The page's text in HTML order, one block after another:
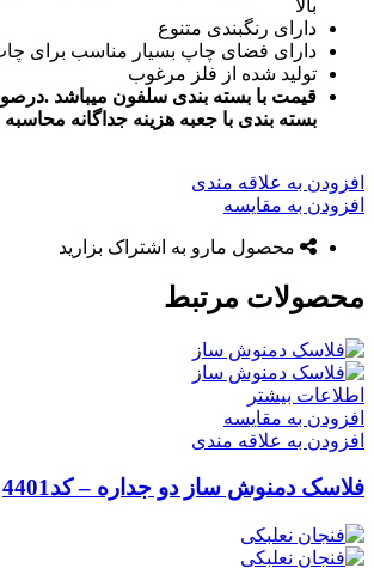
بالا
دارای رنگبندی متنوع
دارای فضای چاپ بسیار مناسب برای
تولید شده از فلز مرغوب
قیمت با بسته بندی سلفون میباشد
بسته بندی با جعبه هزینه جداگانه
افزودن به علاقه مندی
افزودن به مقایسه
محصول مارو به اشتراک بزارید
محصولات مرتبط
اطلاعات بیشتر
افزودن به مقایسه
افزودن به علاقه مندی
فلاسک دمنوش ساز دو جداره – کد4401